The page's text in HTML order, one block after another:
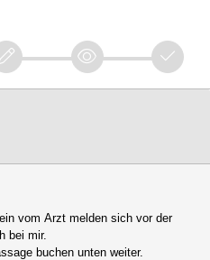
vom Arzt melden sich vor der
bei mir.
buchen unten weiter.